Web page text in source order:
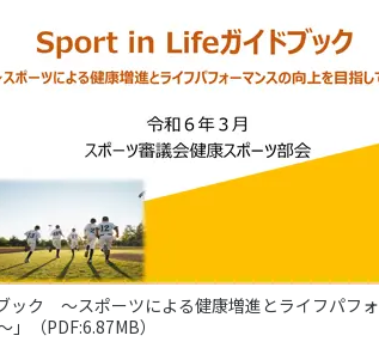
メールマガジン
「SSFニュース」
個人情報保護方針
ク ～スポーツによる健康増進とライフパフ
（PDF:6.87MB）